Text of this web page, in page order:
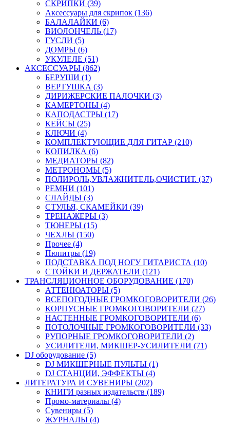
СКРИПКИ (39)
Аксессуары для скрипок (136)
БАЛАЛАЙКИ (6)
ВИОЛОНЧЕЛЬ (17)
ГУСЛИ (5)
ДОМРЫ (6)
УКУЛЕЛЕ (51)
АКСЕССУАРЫ (862)
БЕРУШИ (1)
ВЕРТУШКА (3)
ДИРИЖЕРСКИЕ ПАЛОЧКИ (3)
КАМЕРТОНЫ (4)
КАПОДАСТРЫ (17)
КЕЙСЫ (25)
КЛЮЧИ (4)
КОМПЛЕКТУЮЩИЕ ДЛЯ ГИТАР (210)
КОПИЛКА (6)
МЕДИАТОРЫ (82)
МЕТРОНОМЫ (5)
ПОЛИРОЛЬ,УВЛАЖНИТЕЛЬ,ОЧИСТИТ. (37)
РЕМНИ (101)
СЛАЙДЫ (3)
СТУЛЬЯ, СКАМЕЙКИ (39)
ТРЕНАЖЕРЫ (3)
ТЮНЕРЫ (15)
ЧЕХЛЫ (150)
Прочее (4)
Пюпитры (19)
ПОДСТАВКА ПОД НОГУ ГИТАРИСТА (10)
СТОЙКИ И ДЕРЖАТЕЛИ (121)
ТРАНСЛЯЦИОННОЕ ОБОРУДОВАНИЕ (170)
АТТЕНЮАТОРЫ (5)
ВСЕПОГОДНЫЕ ГРОМКОГОВОРИТЕЛИ (26)
КОРПУСНЫЕ ГРОМКОГОВОРИТЕЛИ (27)
НАСТЕННЫЕ ГРОМКОГОВОРИТЕЛИ (6)
ПОТОЛОЧНЫЕ ГРОМКОГОВОРИТЕЛИ (33)
РУПОРНЫЕ ГРОМКОГОВОРИТЕЛИ (2)
УСИЛИТЕЛИ, МИКШЕР-УСИЛИТЕЛИ (71)
DJ оборудование (5)
DJ МИКШЕРНЫЕ ПУЛЬТЫ (1)
DJ СТАНЦИИ, ЭФФЕКТЫ (4)
ЛИТЕРАТУРА И СУВЕНИРЫ (202)
КНИГИ разных издательств (189)
Промо-материалы (4)
Сувениры (5)
ЖУРНАЛЫ (4)